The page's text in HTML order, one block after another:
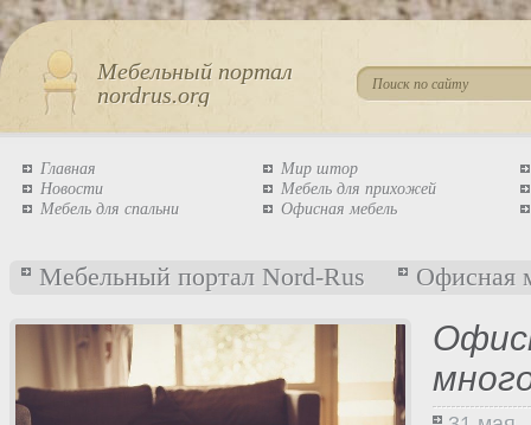
Мебельный портал
nordrus.org
Главная
Новости
Мебель для спальни
Мир штор
Мебель для прихожей
Офисная мебель
Мебельный портал Nord-Rus Офисная